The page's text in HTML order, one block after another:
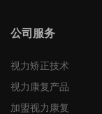
公司服务
视力矫正技术
视力康复产品
加盟视力康复